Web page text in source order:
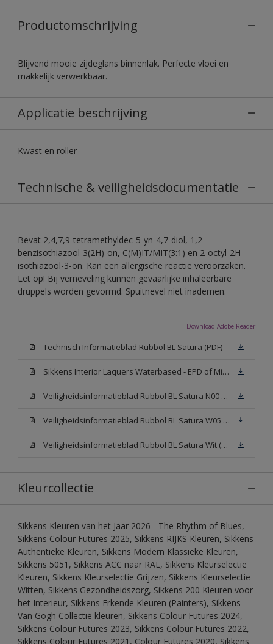
Productomschrijving
Blijvend mooie zijdeglans binnenlak. Perfecte vloei en
makkelijk verwerkbaar.
Applicatie beschrijving
Kwast en roller
Technische & veiligheidsdocumentatie
Bevat 2,4,7,9-tetramethyldec-5-yn-4,7-diol, 1,2-
benzisothiazool-3(2H)-on, C(M)IT/MIT(3:1) en 2-octyl-2H-
isothiazool-3-on. Kan een allergische reactie veroorzaken.
Let op! Bij verneveling kunnen gevaarlijke inhaleerbare
druppels worden gevormd. Spuitnevel niet inademen.
Download Adobe Reader
Technisch Informatieblad Rubbol BL Satura (PDF)
Sikkens Interior Laquers Waterbased - EPD of Milieuproductverklaring
Veiligheidsinformatieblad Rubbol BL Satura N00 (MSDS)
Veiligheidsinformatieblad Rubbol BL Satura W05 (MSDS)
Veiligheidsinformatieblad Rubbol BL Satura Wit (MSDS)
Kleurcollectie
Sikkens Kleuren van het Jaar 2026 - The Rhythm of Blues,
Sikkens Colour Futures 2025, Sikkens RIJKS Kleuren, Sikkens
Authentieke Kleuren, Sikkens Modern Klassieke Kleuren,
Sikkens 5051, Sikkens ACC naar RAL, Sikkens Kleurselectie
Kleuren, Sikkens Kleurselectie Grijzen, Sikkens Kleurselectie
Witten, Sikkens Gezondheidszorg, Sikkens 200 Kleuren voor
het Interieur, Sikkens Erkende Kleuren (Painters), Sikkens
Van Gogh Collectie kleuren, Sikkens Colour Futures 2024,
Sikkens Colour Futures 2023, Sikkens Colour Futures 2022,
Sikkens Colour Futures 2021, Colour Futures 2020, Sikkens